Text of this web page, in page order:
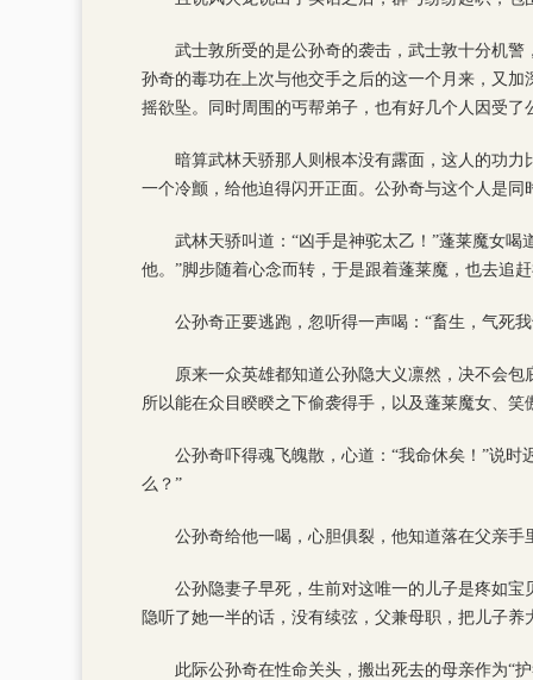
武士敦所受的是公孙奇的袭击，武士敦十分机
孙奇的毒功在上次与他交手之后的这一个月来，又
摇欲坠。同时周围的丐帮弟子，也有好几个人因受了
暗算武林天骄那人则根本没有露面，这人的功
一个冷颤，给他迫得闪开正面。公孙奇与这个人是
武林天骄叫道：“凶手是神驼太乙！”蓬莱魔女
他。”脚步随着心念而转，于是跟着蓬莱魔，也去追
公孙奇正要逃跑，忽听得一声喝：“畜生，气死
原来一众英雄都知道公孙隐大义凛然，决不会
所以能在众目睽睽之下偷袭得手，以及蓬莱魔女、
公孙奇吓得魂飞魄散，心道：“我命休矣！”说
么？”
公孙奇给他一喝，心胆俱裂，他知道落在父亲
公孙隐妻子早死，生前对这唯一的儿子是疼如
隐听了她一半的话，没有续弦，父兼母职，把儿子
此际公孙奇在性命关头，搬出死去的母亲作为“